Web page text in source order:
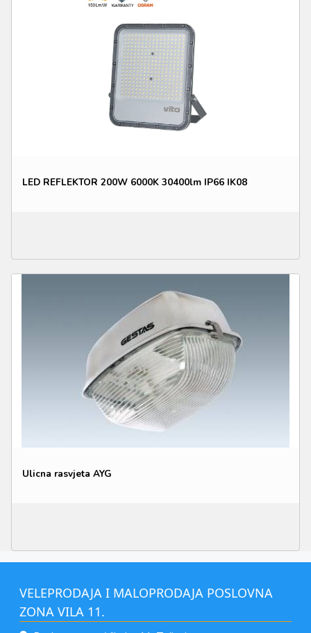
LED REFLEKTOR 200W 6000K 30400lm IP66 IK08
Ulicna rasvjeta AYG
VELEPRODAJA I MALOPRODAJA POSLOVNA
ZONA VILA 11.